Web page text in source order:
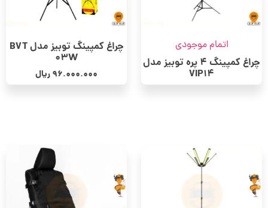
اتمام موجودی
چراغ کمپینگ 4 پره توبیز مدل
VIP14
چراغ کمپینگ توبیز مدل BVT
03W
96.000.000ریال